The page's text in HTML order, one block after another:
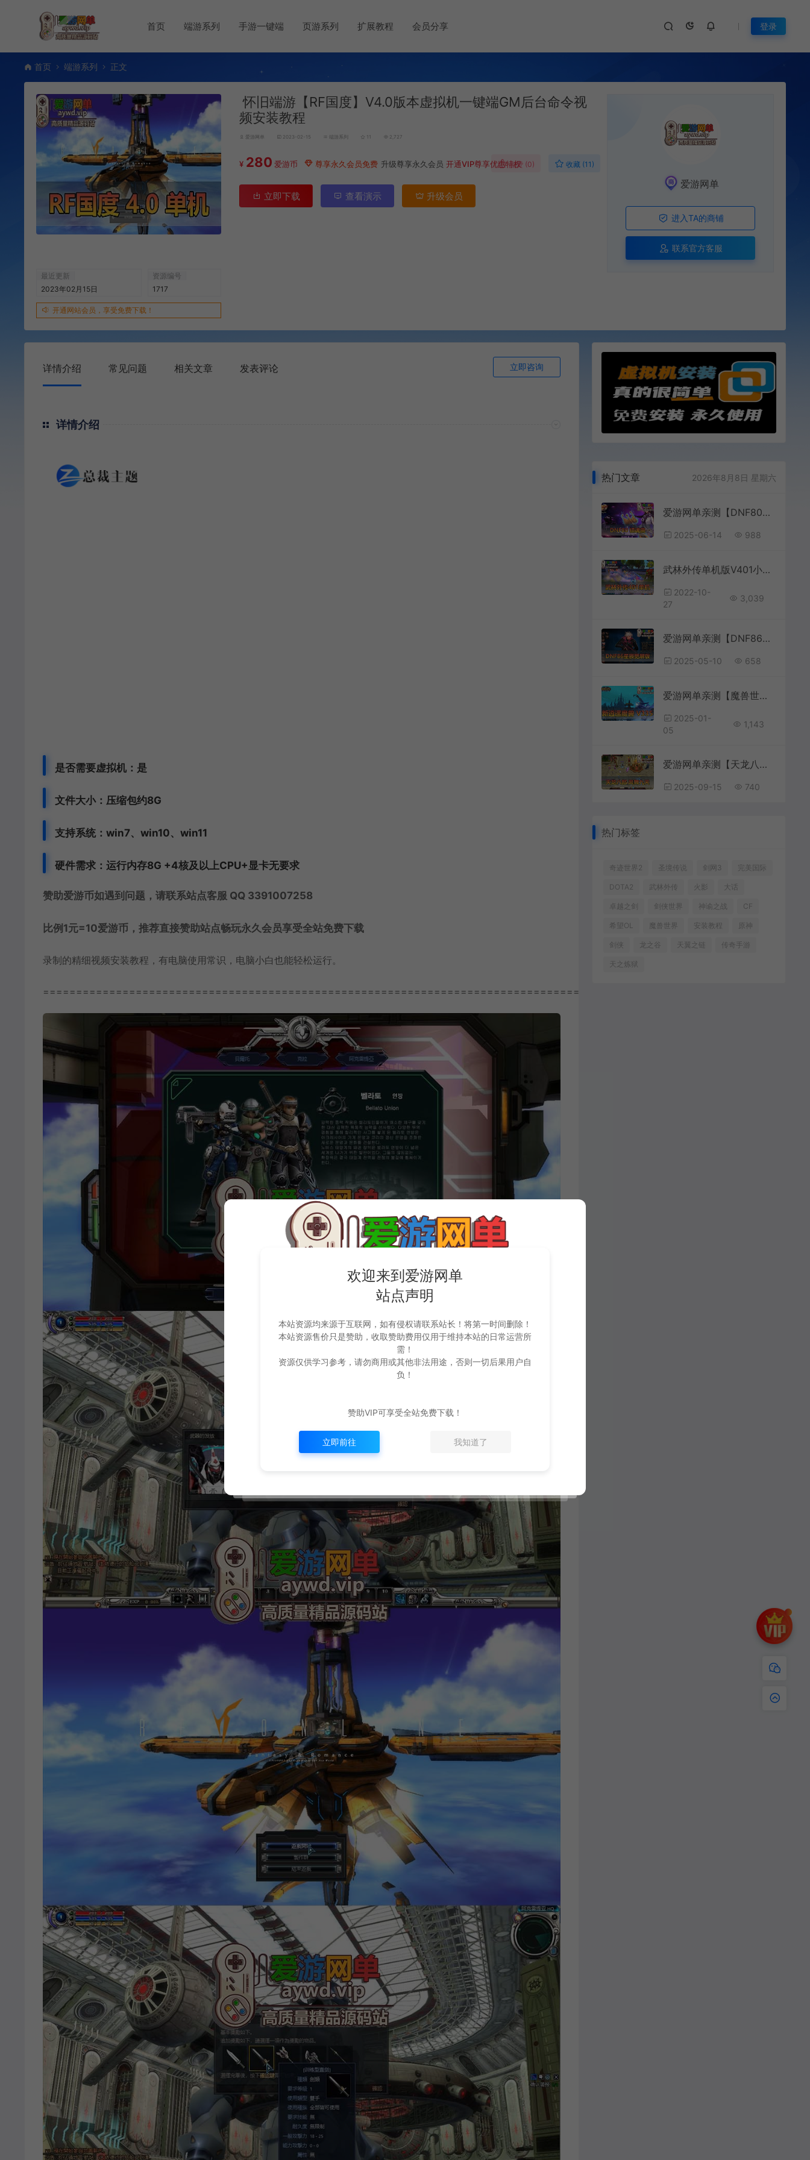
首页 端游系列 手游一键端 页游系列 扩展教程 会员分享 登录
首页 端游系列 正文
最近更新
2023年02月15日
资源编号
1717
开通网站会员，享受免费下载！
怀旧端游【RF国度】V4.0版本虚拟机一键端GM后台命令视
频安装教程
爱游网单 2023-02-15 端游系列 11 2,727
¥ 280 爱游币 尊享永久会员免费 升级尊享永久会员 开通VIP尊享优惠特权
点赞 (0) 收藏 (11)
立即下载 查看演示 升级会员
爱游网单
进入TA的商铺
联系官方客服
详情介绍 常见问题 相关文章 发表评论 立即咨询
详情介绍
是否需要虚拟机：是
文件大小：压缩包约8G
支持系统：win7、win10、win11
硬件需求：运行内存8G +4核及以上CPU+显卡无要求
赞助爱游币如遇到问题，请联系站点客服 QQ 3391007258
比例1元=10爱游币，推荐直接赞助站点畅玩永久会员享受全站免费下载
录制的精细视频安装教程，有电脑使用常识，电脑小白也能轻松运行。
======================================================================================
热门文章 2026年8月8日 星期六
爱游网单亲测【DNF80镇魂曲】单机版 怀旧UI 徽章镶嵌 缔造者职业 鬼泣吉格等复古设定 带GM PVF 虚拟机一键端 视频安装教学
2025-06-14 988
武林外传单机版V401小天位GM后台可无限元宝金币物品虚拟机一键端
2022-10-
27
3,039
爱游网单亲测【DNF86】星辰单机版仿官设定 安图恩卢克 异界宝珠 时装镶嵌 站街假人 内辅 GM视频教学虚拟机一键端
2025-05-10 658
爱游网单亲测【魔兽世界】V335逍遥魔兽25新版精品单机一键端 完善任务剧情 配套攻略资料 代码表插件等
2025-01-
05
1,143
爱游网单亲测【天龙八部】凤舞九天经典单机版带GM后台虚拟机一键端视频安装教学
2025-09-15 740
热门标签
奇迹世界2 圣境传说 剑网3 完美国际
DOTA2 武林外传 火影 大话
卓越之剑 剑侠世界 神谕之战 CF
希望OL 魔兽世界 安装教程 原神
剑侠 龙之谷 天翼之链 传奇手游
天之炼狱
欢迎来到爱游网单
站点声明
本站资源均来源于互联网，如有侵权请联系站长！将第一时间删除！
本站资源售价只是赞助，收取赞助费用仅用于维持本站的日常运营所
需！
资源仅供学习参考，请勿商用或其他非法用途，否则一切后果用户自
负！
赞助VIP可享受全站免费下载！
立即前往 我知道了